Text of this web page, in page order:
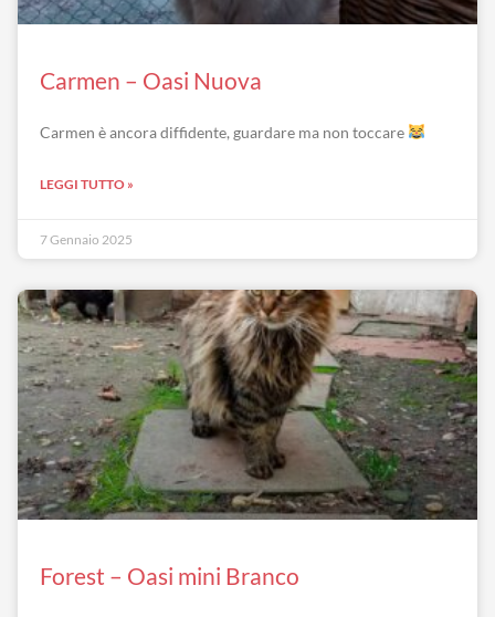
Carmen – Oasi Nuova
Carmen è ancora diffidente, guardare ma non toccare
LEGGI TUTTO »
7 Gennaio 2025
Forest – Oasi mini Branco